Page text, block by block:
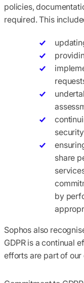
policies,
required. This
share
by
Sophos also
GDPR is a continual
efforts are part of